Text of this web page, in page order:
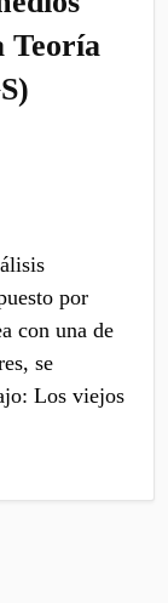
Teoría
por
con una de
se
Los viejos